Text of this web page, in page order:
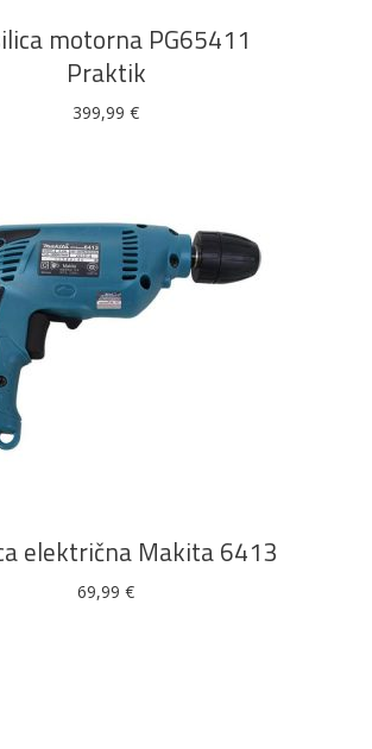
motorna PG65411
Praktik
399,99 €
električna Makita 6413
69,99 €